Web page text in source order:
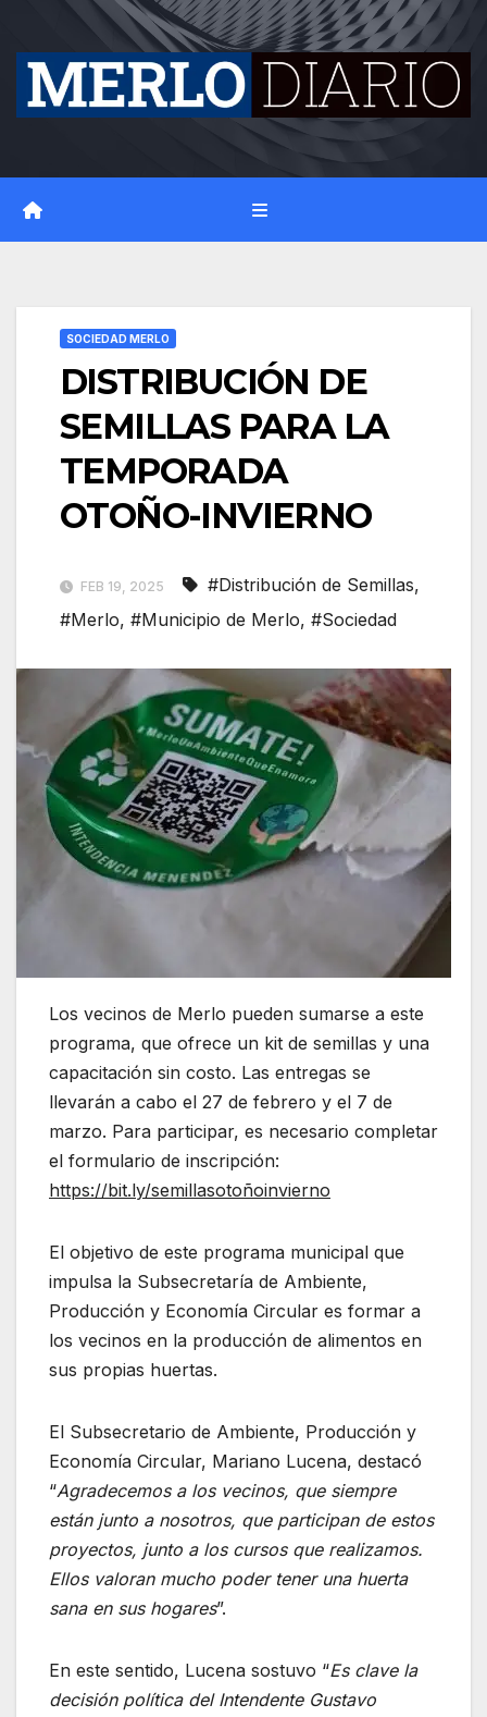
content
SOCIEDAD MERLO
DISTRIBUCIÓN DE
SEMILLAS PARA LA
TEMPORADA
OTOÑO-INVIERNO
FEB 19, 2025 #Distribución de Semillas,
#Merlo, #Municipio de Merlo, #Sociedad
Los vecinos de Merlo pueden sumarse a este
programa, que ofrece un kit de semillas y una
capacitación sin costo. Las entregas se
llevarán a cabo el 27 de febrero y el 7 de
marzo. Para participar, es necesario completar
el formulario de inscripción:
https://bit.ly/semillasotoñoinvierno
El objetivo de este programa municipal que
impulsa la Subsecretaría de Ambiente,
Producción y Economía Circular es formar a
los vecinos en la producción de alimentos en
sus propias huertas.
El Subsecretario de Ambiente, Producción y
Economía Circular, Mariano Lucena, destacó
“Agradecemos a los vecinos, que siempre
están junto a nosotros, que participan de estos
proyectos, junto a los cursos que realizamos.
Ellos valoran mucho poder tener una huerta
sana en sus hogares”.
En este sentido, Lucena sostuvo “Es clave la
decisión política del Intendente Gustavo